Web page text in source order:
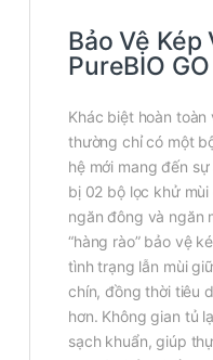
Bảo Vệ Kép
PureBIO
Khác biệt hoàn
thường chỉ có một
hệ mới mang đến
bị 02 bộ lọc khử
ngăn đông và ngăn
“hàng rào” bảo vệ
tình trạng lẫn mùi
chín, đồng thời tiêu
hơn. Không gian tủ
sạch khuẩn, giúp